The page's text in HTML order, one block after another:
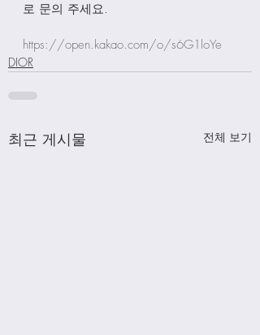
로 문의 주세요.
https://open.kakao.com/o/s6G1loYe
DIOR
최근 게시물 전체 보기